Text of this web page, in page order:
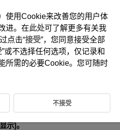
高，越易于追踪快速移动的被摄体。
示]。
使用Cookie来改善您的用户体
进。在此处可了解更多有关我
点击“接受”，您同意接受全部
”或不选择任何选项，仅记录和
所需的必要Cookie。您可随时
不接受